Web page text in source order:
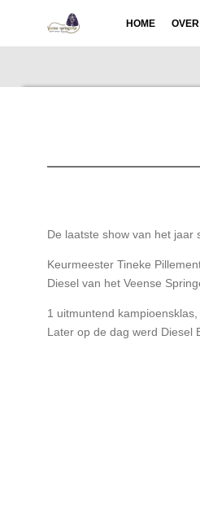
HOME
De laatste show van het jaar
Keurmeester Tineke
Diesel van het Veense
1 uitmuntend
Later op de dag werd Diesel